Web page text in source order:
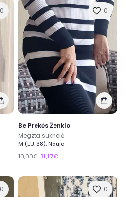
0 0
Be Prekės Ženklo
Megzta suknelė
M (EU: 38), Nauja
10,00€ 11,17€
0 0